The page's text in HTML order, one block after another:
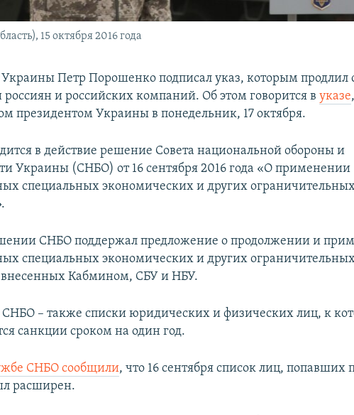
15 октября 2016 года
Петр Порошенко подписал указ, которым продлил
и российских компаний. Об этом говорится вуказе,
президентом Украины в понедельник, 17 октября.
в действие решение Совета национальной обороны и
Украины (СНБО) от 16 сентября 2016 года «О применении
специальных экономических и других
СНБО поддержал предложение о продолжении и
специальных экономических и других
Кабмином, СБУ и НБУ.
– также списки юридических и физических лиц, к
санкции сроком на один год.
СНБО сообщили, что 16 сентября список лиц, попавших
расширен.